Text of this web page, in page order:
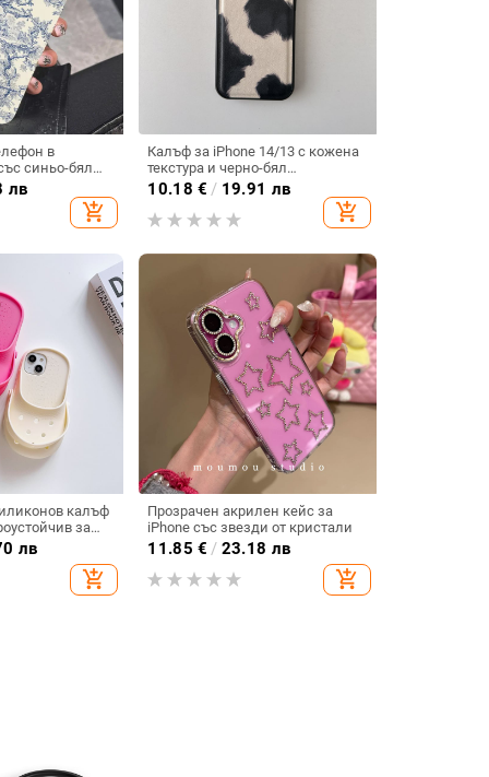
в
синьо-бял
ултратънък,
за iPhone 16 и
лв
add_shopping_cart
Калъф за iPhone 14/13 с кожена
текстура и черно-бял
животински принт,
противоударна защита
10.18 € / 19.91 лв
add_shopping_cart
калъф
за
15
лв
add_shopping_cart
Прозрачен акрилен кейс за
iPhone със звезди от кристали
11.85 € / 23.18 лв
add_shopping_cart